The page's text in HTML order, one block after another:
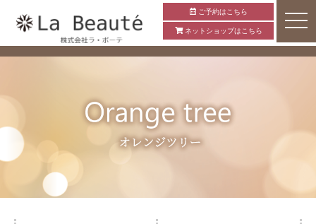
ご予約はこちら
ネットショップはこちら